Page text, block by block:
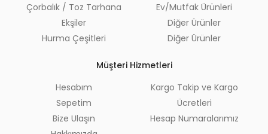
Çorbalık / Toz Tarhana
Ekşiler
Hurma Çeşitleri
Ev/Mutfak Ürünleri
Diğer Ürünler
Diğer Ürünler
Müşteri Hizmetleri
Hesabım
Sepetim
Bize Ulaşın
Kargo Takip ve Kargo
Ücretleri
Hesap Numaralarımız